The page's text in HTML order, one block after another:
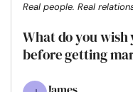
Real people. Real
What do you
before getting